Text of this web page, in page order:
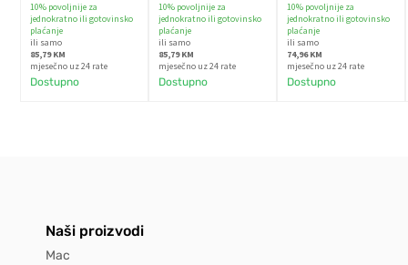
10% povoljnije za
jednokratno ili gotovinsko
plaćanje
ili samo
85,79 KM
mjesečno uz 24 rate
Dostupno
10% povoljnije za
jednokratno ili gotovinsko
plaćanje
ili samo
85,79 KM
mjesečno uz 24 rate
Dostupno
10% povoljnije za
jednokratno ili gotovinsko
plaćanje
ili samo
74,96 KM
mjesečno uz 24 rate
Dostupno
Naši proizvodi
Mac